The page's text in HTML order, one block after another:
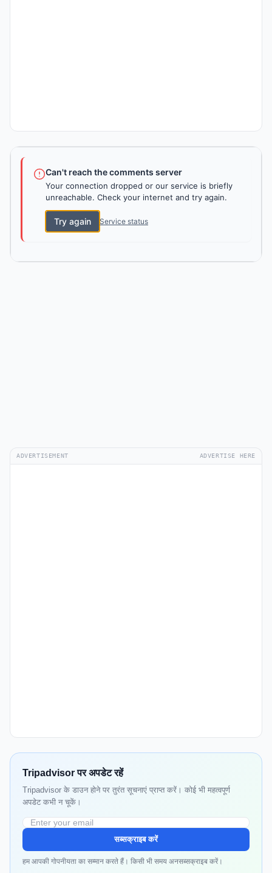
Can't reach the comments server
Your connection dropped or our service is briefly
unreachable. Check your internet and try again.
Try again Service status
ADVERTISEMENT ADVERTISE HERE
Tripadvisor पर अपडेट रहें
Tripadvisor के डाउन होने पर तुरंत सूचनाएं प्राप्त करें। कोई भी महत्वपूर्ण
अपडेट कभी न चूकें।
सब्सक्राइब करें
हम आपकी गोपनीयता का सम्मान करते हैं। किसी भी समय अनसब्सक्राइब करें।